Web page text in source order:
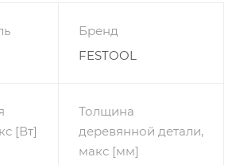
Бренд
FESTOOL
[Вт]
Толщина
деревянной детали,
макс [мм]